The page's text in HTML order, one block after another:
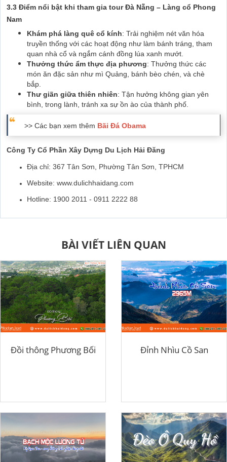
3.3 Điểm nổi bật khi tham gia tour Đà Nẵng – Làng cổ Phong
Nam
Khám phá làng quê cổ kính: Trải nghiệm nét văn hóa
truyền thống với các hoạt động như làm bánh tráng, tham
quan nhà cổ và ngắm cánh đồng lúa xanh mướt.
Thưởng thức ẩm thực địa phương: Thưởng thức các
món ăn đặc sản như mì Quảng, bánh bèo chén, và chè
bắp.
Thư giãn giữa thiên nhiên: Tận hưởng không gian yên
bình, trong lành, tránh xa sự ồn ào của thành phố.
>> Các bạn xem thêm Bãi Đá Obama
Công Ty Cổ Phần Xây Dựng Du Lịch Hải Đăng
Địa chỉ: 367 Tân Sơn, Phường Tân Sơn, TPHCM
Website: www.dulichhaidang.com
Hotline: 1900 2011 - 0911 2222 88
BÀI VIẾT LIÊN QUAN
Đồi thông Phương Bối Đỉnh Nhìu Cồ San